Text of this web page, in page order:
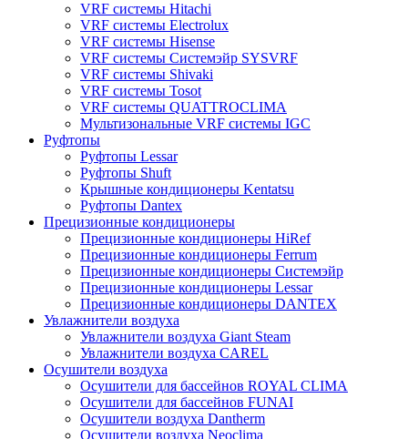
VRF системы Hitachi
VRF системы Electrolux
VRF системы Hisense
VRF системы Системэйр SYSVRF
VRF системы Shivaki
VRF системы Tosot
VRF системы QUATTROCLIMA
Мультизональные VRF системы IGC
Руфтопы
Руфтопы Lessar
Руфтопы Shuft
Крышные кондиционеры Kentatsu
Руфтопы Dantex
Прецизионные кондиционеры
Прецизионные кондиционеры HiRef
Прецизионные кондиционеры Ferrum
Прецизионные кондиционеры Системэйр
Прецизионные кондиционеры Lessar
Прецизионные кондиционеры DANTEX
Увлажнители воздуха
Увлажнители воздуха Giant Steam
Увлажнители воздуха CAREL
Осушители воздуха
Осушители для бассейнов ROYAL CLIMA
Осушители для бассейнов FUNAI
Осушители воздуха Dantherm
Осушители воздуха Neoclima